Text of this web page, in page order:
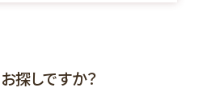
探しですか？